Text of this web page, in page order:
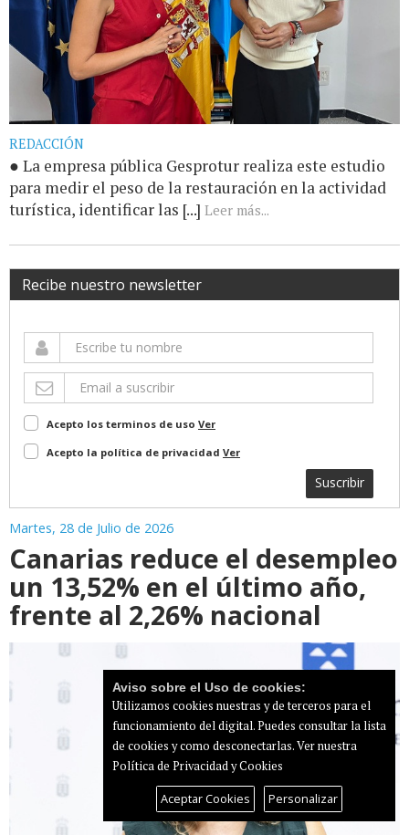
REDACCIÓN
● La empresa pública Gesprotur realiza este estudio
para medir el peso de la restauración en la actividad
turística, identificar las [...] Leer más...
Recibe nuestro newsletter
Acepto los terminos de uso Ver
Acepto la política de privacidad Ver
Suscribir
Martes, 28 de Julio de 2026
Canarias reduce el desempleo
un 13,52% en el último año,
frente al 2,26% nacional
Aviso sobre el Uso de cookies:
Utilizamos cookies nuestras y de terceros para el
funcionamiento del digital. Puedes consultar la lista
de cookies y como desconectarlas.Ver nuestra
Política de Privacidad y Cookies
Aceptar Cookies Personalizar